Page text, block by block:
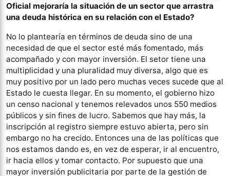
Oficial mejoraría la situación de un sector que arrastra
una deuda histórica en su relación con el Estado?
No lo plantearía en términos de deuda sino de una
necesidad de que el sector esté más fomentado, más
acompañado y con mayor inversión. El setor tiene una
multiplicidad y una pluralidad muy diversa, algo que es
muy positivo por un lado pero muchas veces sucede que al
Estado le cuesta llegar. En su momento, el gobierno hizo
un censo nacional y tenemos relevados unos 550 medios
públicos y sin fines de lucro. Sabemos que hay más, la
inscripción al registro siempre estuvo abierta, pero sin
embargo no ha crecido. Entonces una de las políticas que
nos estamos dando es, en vez de esperar, ir al encuentro,
ir hacia ellos y tomar contacto. Por supuesto que una
mayor inversión publicitaria por parte de la gestión de